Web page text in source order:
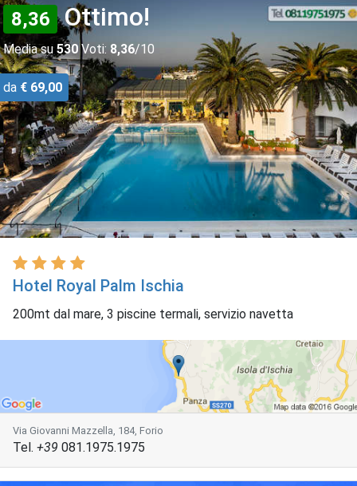
8,36 Ottimo!
Media su 530 Voti: 8,36/10
da € 69,00
Hotel Royal Palm Ischia
200mt dal mare, 3 piscine termali, servizio navetta
Via Giovanni Mazzella, 184, Forio
Tel. +39 081.1975.1975